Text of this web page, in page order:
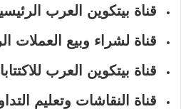
قناة بيتكوين العرب
قناة لشراء وبيع العملات
قناة بيتكوين العرب
قناة النقاشات وتعليم